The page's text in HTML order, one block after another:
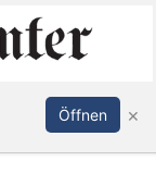
Anmelden
Öffnen ×